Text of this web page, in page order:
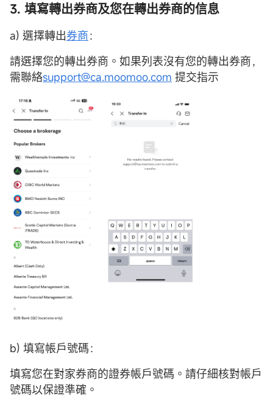
3. 填寫轉出券商及您在轉出券商的信息
a) 選擇轉出券商：
請選擇您的轉出券商。如果列表沒有您的轉出券商，
需聯絡support@ca.moomoo.com 提交指示
b) 填寫帳戶號碼：
填寫您在對家券商的證券帳戶號碼。請仔細核對帳戶
號碼以保證準確。